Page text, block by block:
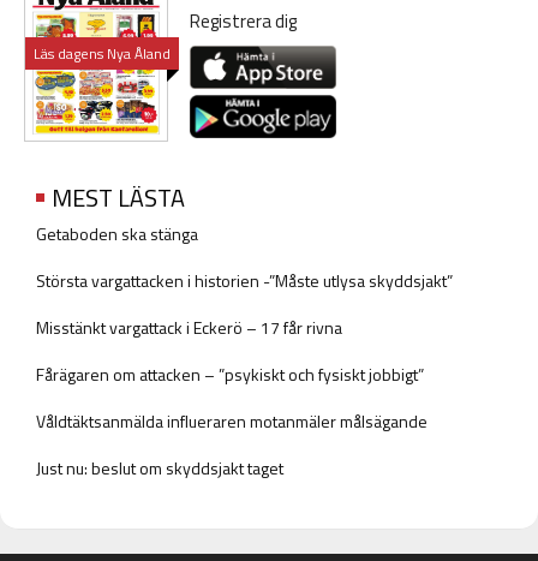
Läs dagens Nya Åland
Registrera dig
MEST LÄSTA
Getaboden ska stänga
Största vargattacken i historien -”Måste utlysa skyddsjakt”
Misstänkt vargattack i Eckerö – 17 får rivna
Fårägaren om attacken – ”psykiskt och fysiskt jobbigt”
Våldtäktsanmälda influeraren motanmäler målsägande
Just nu: beslut om skyddsjakt taget